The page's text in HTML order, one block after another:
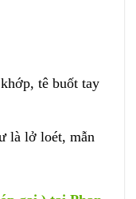
tê buốt tay
là lở loét, mẫn